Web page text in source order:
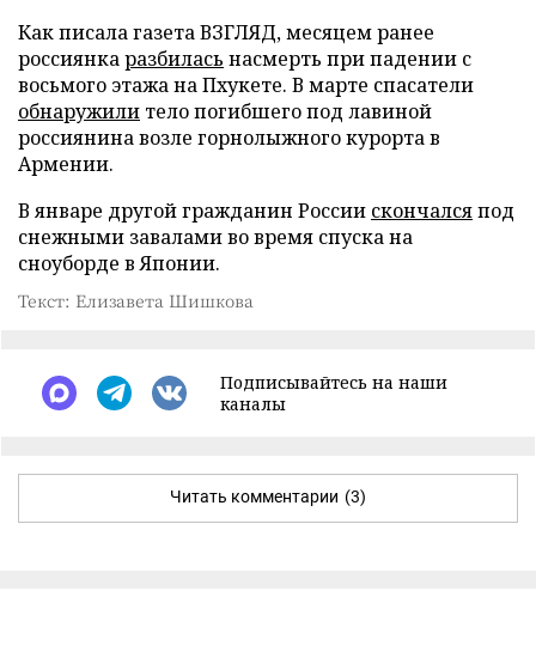
Как писала газета ВЗГЛЯД, месяцем ранее
россиянкаразбилась насмерть при падении с
восьмого этажа на Пхукете. В марте спасатели
обнаружили тело погибшего под лавиной
россиянина возле горнолыжного курорта в
Армении.
В январе другой гражданин России скончалсяпод
снежными завалами во время спуска на
сноуборде в Японии.
Текст: Елизавета Шишкова
Подписывайтесь на наши
каналы
Читать комментарии (3)